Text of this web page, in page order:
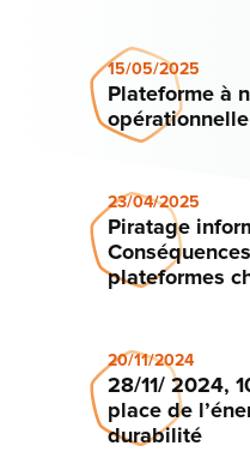
15/05/2025
Plateforme à
opérationnelle
23/04/2025
Piratage
plateformes
20/11/2024
28/11/ 2024,
place de
durabilité